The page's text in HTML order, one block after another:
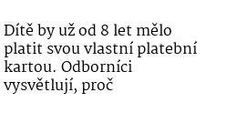
Dítě by už od 8 let mělo
platit svou vlastní platební
kartou. Odborníci
vysvětlují, proč